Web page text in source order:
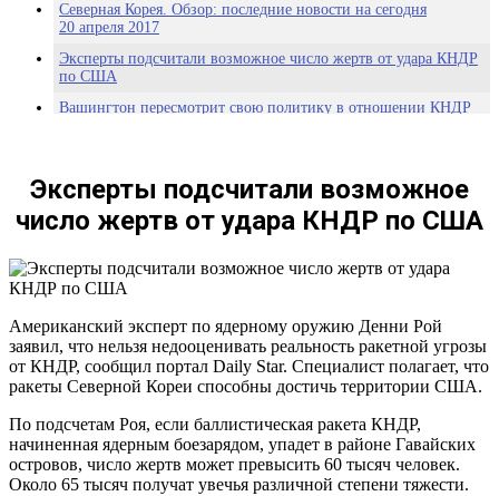
Северная Корея. Обзор: последние новости на сегодня
20 апреля 2017
Эксперты подсчитали возможное число жертв от удара КНДР
по США
Вашингтон пересмотрит свою политику в отношении КНДР
ВВС США отправили на Корейский полуостров «атомный
«Война? Нет, не слышал»: как в КНДР готовятся к ядерному
В Японии стали чаще запрашивать информацию о защите при
Трамп полагает, что у американцев есть основания опасаться
ядерной войны с КНДР
Главный кандидат в президенты Южной Кореи отказался
Южная Корея представила свою концепцию развития острова
Русский во Владивостоке
Эксперты подсчитали возможное
число жертв от удара КНДР по США
Американский эксперт по ядерному оружию Денни Рой
заявил, что нельзя недооценивать реальность ракетной угрозы
от КНДР, сообщил портал Daily Star. Специалист полагает, что
ракеты Северной Кореи способны достичь территории США.
По подсчетам Роя, если баллистическая ракета КНДР,
начиненная ядерным боезарядом, упадет в районе Гавайских
островов, число жертв может превысить 60 тысяч человек.
Около 65 тысяч получат увечья различной степени тяжести.